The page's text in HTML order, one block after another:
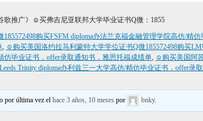
歌推广》☺买弗吉尼亚联邦大学毕业证书Q微：1855
购买FSFM diploma办法兰克福金融管理学院高仿/精
, ☺购买美国洛约拉马利蒙特大学学位证书Q微185572498购买
仿毕业证书，offer录取通知书，雅思托福成绩单, ☺购买美国阿
Trinity diploma办利兹三一大学高仿/精仿毕业证书，offer录
por última vez elhace 3 años, 10 meses por bnky.